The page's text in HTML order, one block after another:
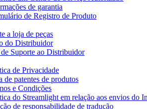
de garantia
de Registro de Produto
a loja de peças
do Distribuidor
de Suporte ao Distribuidor
de Privacidade
de patentes de produtos
e Condições
do Streamlight em relação aos envios do
de responsabilidade de tradução